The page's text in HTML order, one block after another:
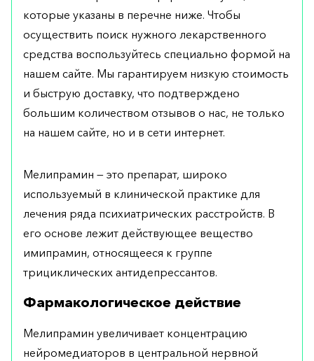
которые указаны в перечне ниже. Чтобы
осуществить поиск нужного лекарственного
средства воспользуйтесь специально формой на
нашем сайте. Мы гарантируем низкую стоимость
и быструю доставку, что подтверждено
большим количеством отзывов о нас, не только
на нашем сайте, но и в сети интернет.
Мелипрамин — это препарат, широко
используемый в клинической практике для
лечения ряда психиатрических расстройств. В
его основе лежит действующее вещество
имипрамин, относящееся к группе
трициклических антидепрессантов.
Фармакологическое действие
Мелипрамин увеличивает концентрацию
нейромедиаторов в центральной нервной